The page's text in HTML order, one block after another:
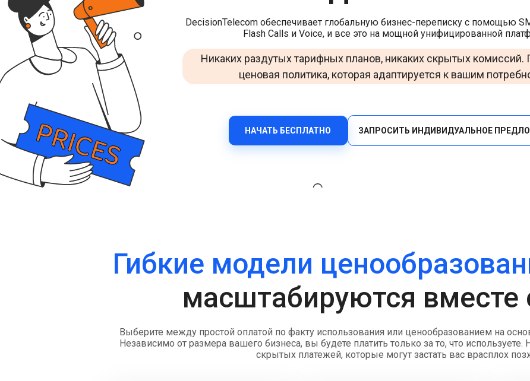
Улучшайте взаимодействие с клиентами через
WhatsApp по всему миру.
RCS Messaging
Откройте возможности бизнес-сообщений нового
поколения с мультимедиа и интерактивностью.
Voice (VoIP Gateway)
Единый глобальный VoIP-хаб для качественных
бизнес-звонков по всему миру.
мультиканальность с помощью универсального API.
Проверяйте номера для точной маршрутизации
сообщений.
Flash Call
Офисы
DecisionTelecom обеспечивает глобальную бизнес-переписку с помощью
Flash Calls и Voice, и все это на мощной унифицированной
Никаких раздутых тарифных планов, никаких скрытых комиссий.
ценовая политика, которая адаптируется к вашим
НАЧАТЬ БЕСПЛАТНО ЗАПРОСИТЬ ИНДИВИДУАЛЬНОЕ
Гибкие модели
масштабируются вместе
Выберите между простой оплатой по факту использования или ценообразованием на
Независимо от размера вашего бизнеса, вы будете платить только за то, что
скрытых платежей, которые могут застать вас врасплох